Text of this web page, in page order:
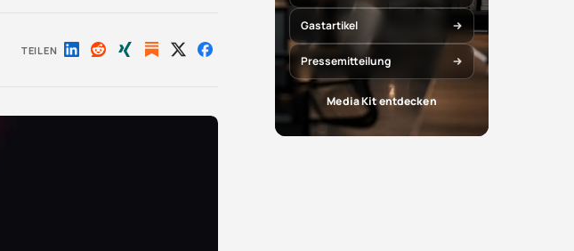
TEILEN Auf Auf Auf Auf Auf
Gastartikel
Pressemitteilung
Media Kit entdecken